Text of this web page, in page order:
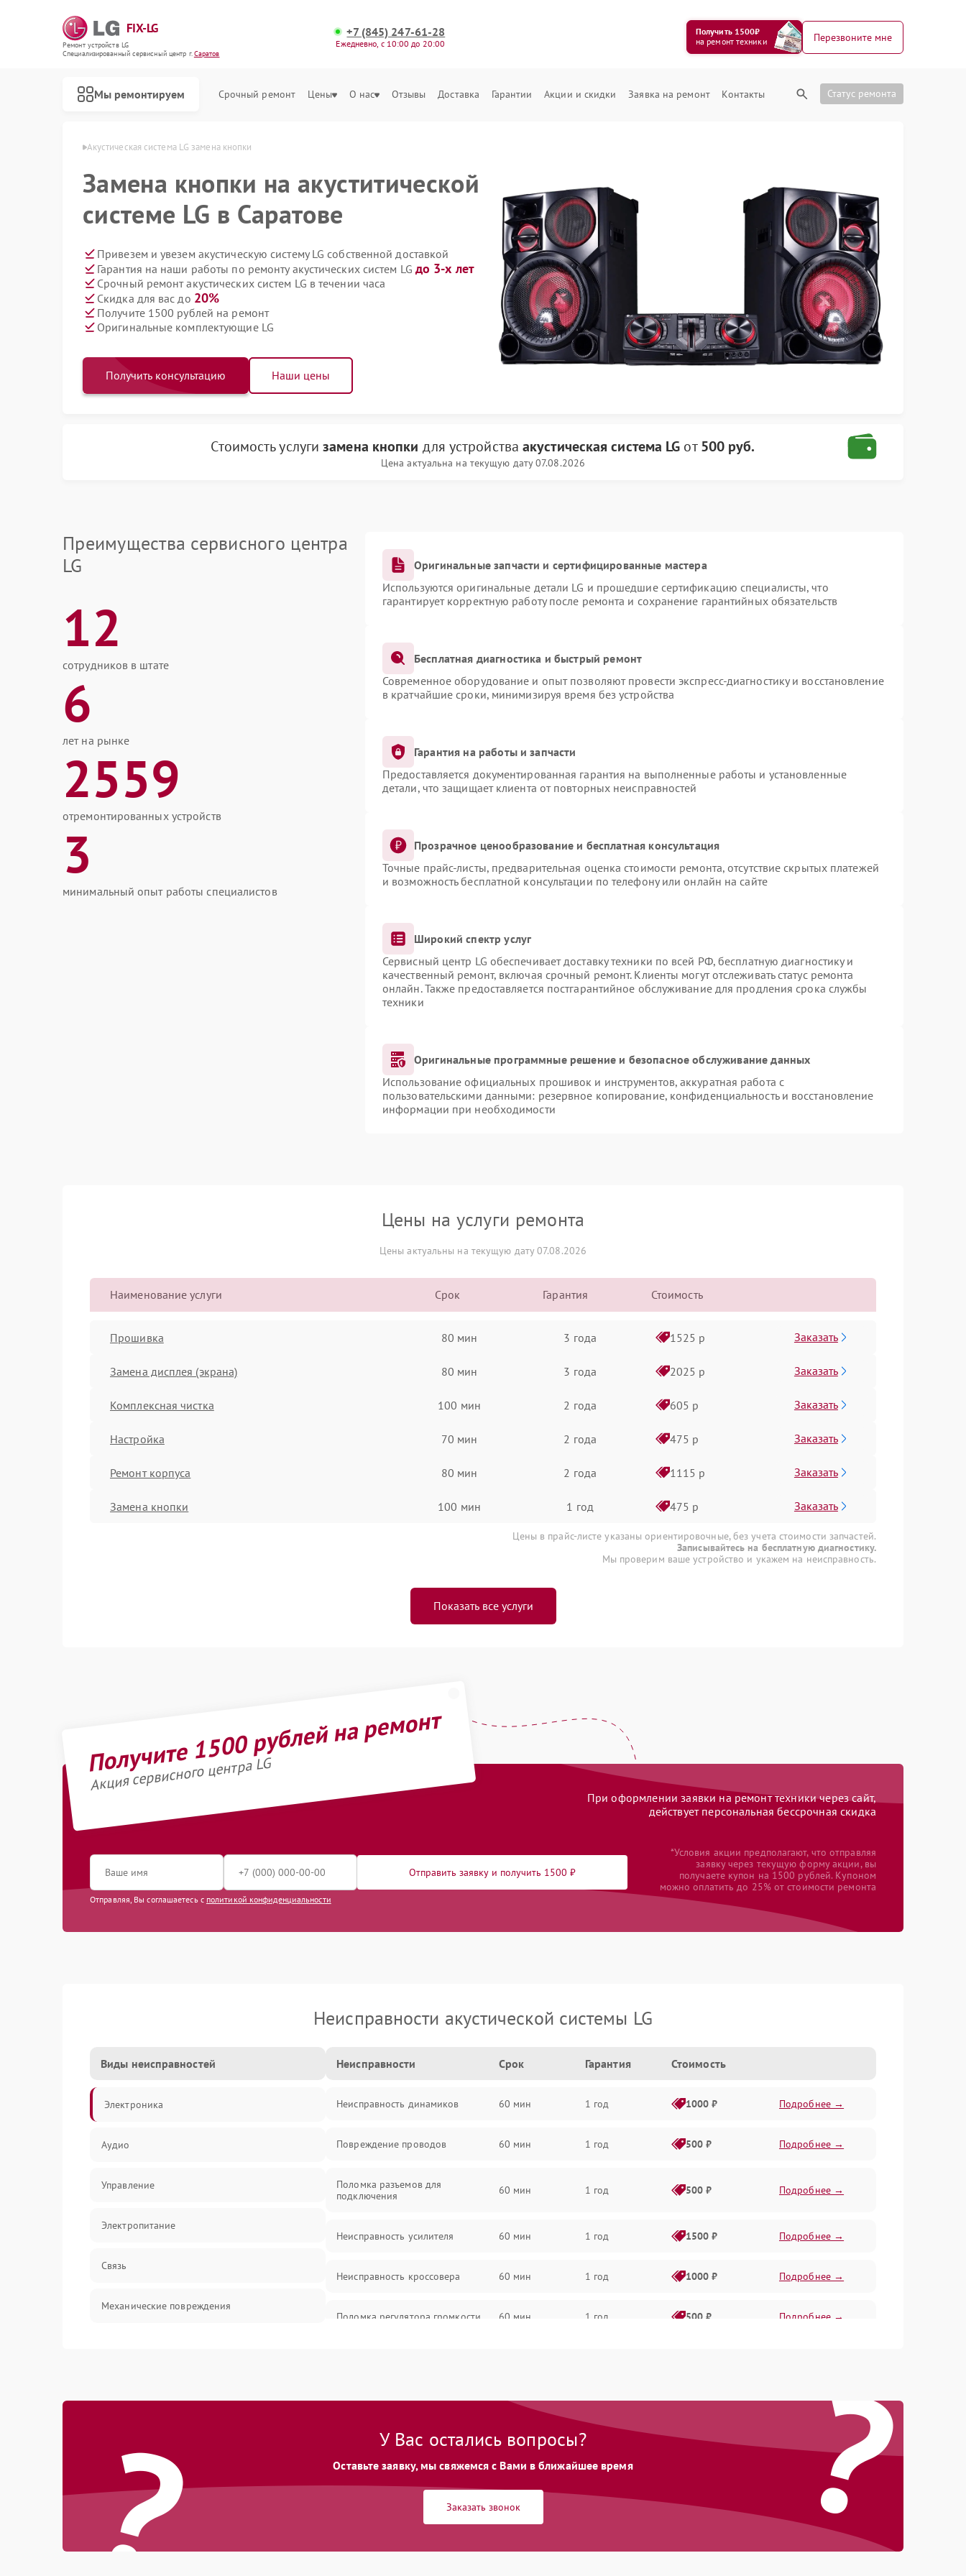
FIX-LG
Ремонт устройств LG
Специализированный cервисный центр г.Саратов
+7 (845) 247-61-28
Ежедневно, с 10:00 до 20:00
Получить 1500₽
на ремонт техники
Перезвоните мне
Мы ремонтируем Срочный ремонт Цены О нас Отзывы Доставка Гарантии Акции и скидки Заявка на ремонт Контакты Статус ремонта
Акустическая система LG замена кнопки
Замена кнопки на акуститической
системе LG в Саратове
Привезем и увезем акустическую систему LG собственной доставкой
Гарантия на наши работы по ремонту акустических систем LG до 3-х лет
Срочный ремонт акустических систем LG в течении часа
Скидка для вас до 20%
Получите 1500 рублей на ремонт
Оригинальные комплектующие LG
Получить консультацию Наши цены
Стоимость услугизамена кнопки для устройстваакустическая система LG от500 руб.
Цена актуальна на текущую дату 07.08.2026
Преимущества сервисного центра
LG
12
сотрудников в штате
6
лет на рынке
2559
отремонтированных устройств
3
минимальный опыт работы специалистов
Оригинальные запчасти и сертифицированные мастера
Используются оригинальные детали LG и прошедшие сертификацию специалисты, что
гарантирует корректную работу после ремонта и сохранение гарантийных обязательств
Бесплатная диагностика и быстрый ремонт
Современное оборудование и опыт позволяют провести экспресс-диагностику и восстановление
в кратчайшие сроки, минимизируя время без устройства
Гарантия на работы и запчасти
Предоставляется документированная гарантия на выполненные работы и установленные
детали, что защищает клиента от повторных неисправностей
Прозрачное ценообразование и бесплатная консультация
Точные прайс-листы, предварительная оценка стоимости ремонта, отсутствие скрытых платежей
и возможность бесплатной консультации по телефону или онлайн на сайте
Широкий спектр услуг
Сервисный центр LG обеспечивает доставку техники по всей РФ, бесплатную диагностику и
качественный ремонт, включая срочный ремонт. Клиенты могут отслеживать статус ремонта
онлайн. Также предоставляется постгарантийное обслуживание для продления срока службы
техники
Оригинальные программные решение и безопасное обслуживание данных
Использование официальных прошивок и инструментов, аккуратная работа с
пользовательскими данными: резервное копирование, конфиденциальность и восстановление
информации при необходимости
Цены на услуги ремонта
Цены актуальны на текущую дату 07.08.2026
Наименование услуги Срок Гарантия Стоимость
Прошивка 80 мин 3 года 1525 р Заказать
Замена дисплея (экрана) 80 мин 3 года 2025 р Заказать
Комплексная чистка 100 мин 2 года 605 р Заказать
Настройка 70 мин 2 года 475 р Заказать
Ремонт корпуса 80 мин 2 года 1115 р Заказать
Замена кнопки 100 мин 1 год 475 р Заказать
Цены в прайс-листе указаны ориентировочные, без учета стоимости запчастей.
Записывайтесь на бесплатную диагностику.
Мы проверим ваше устройство и укажем на неисправность.
Показать все услуги
Получите 1500 рублей на ремонт
Акция сервисного центра LG
При оформлении заявки на ремонт техники через сайт,
действует персональная бессрочная скидка
Отправить заявку и получить 1500 ₽
Отправляя, Вы соглашаетесь с политикой конфиденциальности
*Условия акции предполагают, что отправляя
заявку через текущую форму акции, вы
получаете купон на 1500 рублей. Купоном
можно оплатить до 25% от стоимости ремонта
Неисправности акустической системы LG
Виды неисправностей
Электроника
Аудио
Управление
Электропитание
Связь
Механические повреждения
Неисправности Срок Гарантия Стоимость
Неисправность динамиков 60 мин 1 год 1000 ₽ Подробнее →
Повреждение проводов 60 мин 1 год 500 ₽ Подробнее →
Поломка разъемов для
подключения
60 мин 1 год 500 ₽ Подробнее →
Неисправность усилителя 60 мин 1 год 1500 ₽ Подробнее →
Неисправность кроссовера 60 мин 1 год 1000 ₽ Подробнее →
Поломка регулятора громкости 60 мин 1 год 500 ₽ Подробнее →
Подробнее →
Неисправность системы защиты от
короткого замыкания
60 мин 1 год Подробнее →
Повреждение системы защиты от
Подробнее →
? ?
У Вас остались вопросы?
Оставьте заявку, мы свяжемся с Вами в ближайшее время
Заказать звонок